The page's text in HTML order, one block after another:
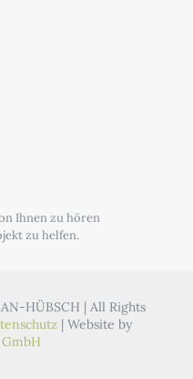
Ihnen zu hören
zu helfen.
HÜBSCH | All Rights
| Website by